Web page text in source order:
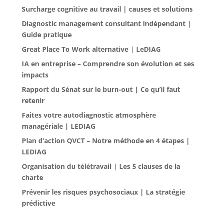
Surcharge cognitive au travail | causes et solutions
Diagnostic management consultant indépendant |
Guide pratique
Great Place To Work alternative | LeDIAG
IA en entreprise – Comprendre son évolution et ses
impacts
Rapport du Sénat sur le burn-out | Ce qu’il faut
retenir
Faites votre autodiagnostic atmosphère
managériale | LEDIAG
Plan d’action QVCT – Notre méthode en 4 étapes |
LEDIAG
Organisation du télétravail | Les 5 clauses de la
charte
Prévenir les risques psychosociaux | La stratégie
prédictive